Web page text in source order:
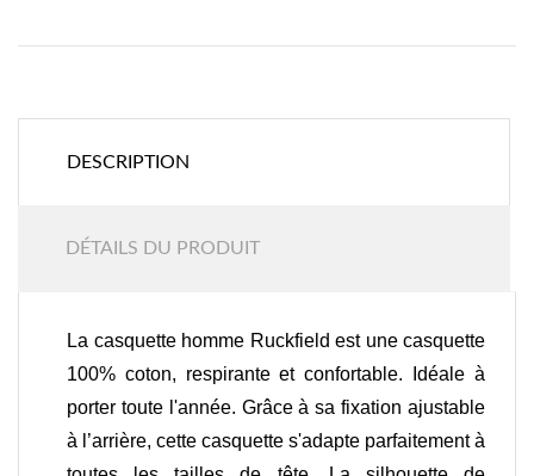
DESCRIPTION
DÉTAILS DU PRODUIT
La casquette homme Ruckfield est une casquette
100% coton, respirante et confortable. Idéale à
porter toute l'année. Grâce à sa fixation ajustable
à l’arrière, cette casquette s'adapte parfaitement à